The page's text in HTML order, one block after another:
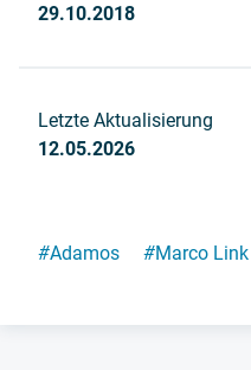
29.10.2018
Letzte Aktualisierung
12.05.2026
#Adamos #Marco Link